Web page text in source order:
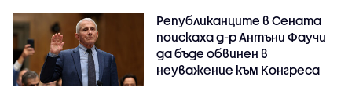
Републиканците в Сената
поискаха д-р Антъни Фаучи
да бъде обвинен в
неуважение към Конгреса